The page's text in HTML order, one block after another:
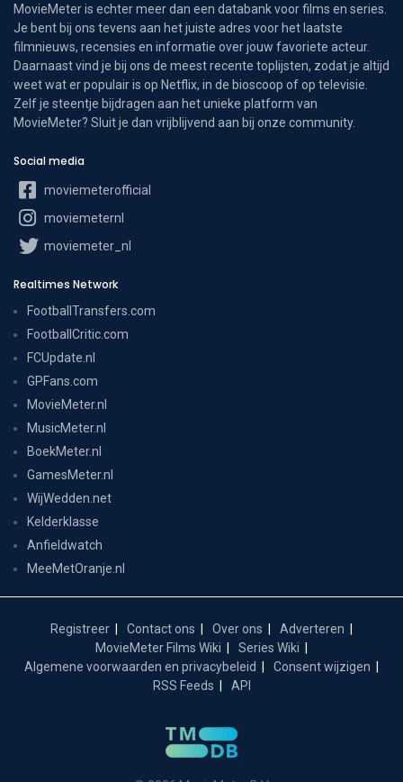
MovieMeter is echter meer dan een databank voor films en series.
Je bent bij ons tevens aan het juiste adres voor het laatste
filmnieuws, recensies en informatie over jouw favoriete acteur.
Daarnaast vind je bij ons de meest recente toplijsten, zodat je altijd
weet wat er populair is op Netflix, in de bioscoop of op televisie.
Zelf je steentje bijdragen aan het unieke platform van
MovieMeter? Sluit je dan vrijblijvend aan bij onze community.
Social media
moviemeterofficial
moviemeternl
moviemeter_nl
Realtimes Network
FootballTransfers.com
FootballCritic.com
FCUpdate.nl
GPFans.com
MovieMeter.nl
MusicMeter.nl
BoekMeter.nl
GamesMeter.nl
WijWedden.net
Kelderklasse
Anfieldwatch
MeeMetOranje.nl
Registreer Contact ons Over ons
Adverteren
MovieMeter Films Wiki
Series Wiki
Algemene voorwaarden en privacybeleid
Consent wijzigen
RSS Feeds
API